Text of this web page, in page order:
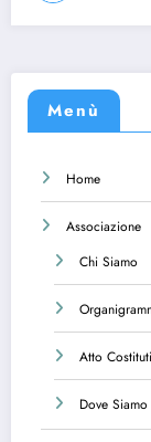
Menù
Home
Associazione
Chi Siamo
Atto
Dove Siamo